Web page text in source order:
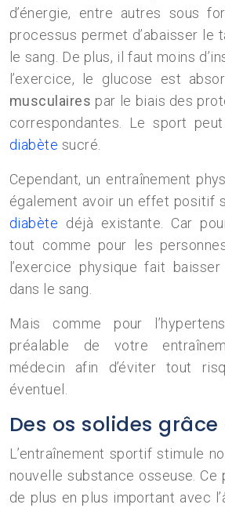
d’énergie, entre autres sous
processus permet d’abaisser le
le sang. De plus, il faut moins
l’exercice, le glucose est
musculaires par le biais des
correspondantes. Le sport
diabète sucré.
Cependant, un entraînement
également avoir un effet positif
diabète déjà existante. Car
tout comme pour les
l’exercice physique fait
dans le sang.
Mais comme pour
préalable de votre
médecin afin d’éviter tout
éventuel.
Des os solides
L’entraînement sportif stimule
nouvelle substance osseuse.
de plus en plus important avec